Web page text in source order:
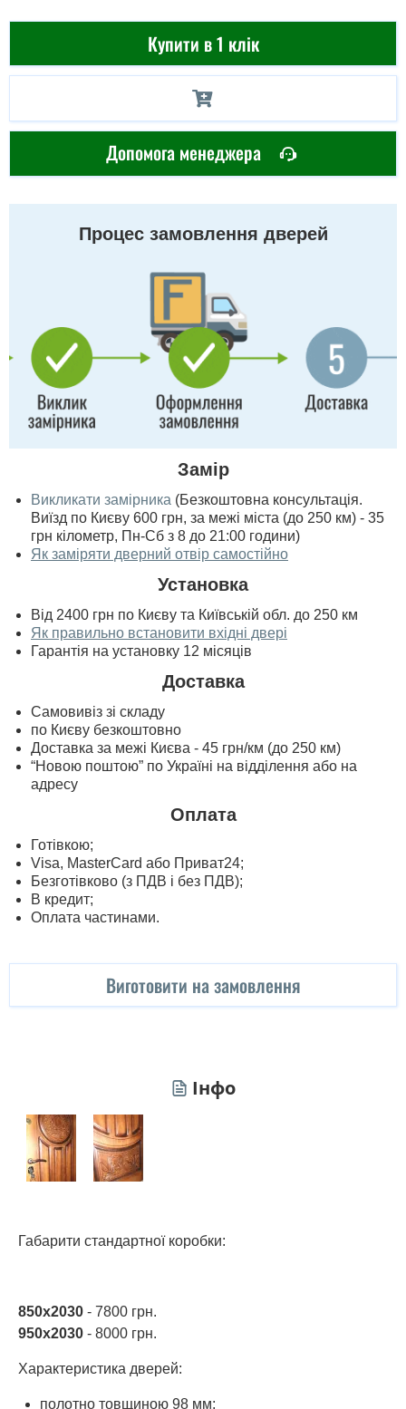
Купити в 1 клік
Допомога менеджера
Процес замовлення дверей
Замір
Викликати замірника (Безкоштовна консультація.
Виїзд по Києву 600 грн, за межі міста (до 250 км) - 35
грн кілометр, Пн-Сб з 8 до 21:00 години)
Як заміряти дверний отвір самостійно
Установка
Від 2400 грн по Києву та Київській обл. до 250 км
Як правильно встановити вхідні двері
Гарантія на установку 12 місяців
Доставка
Самовивіз зі складу
по Києву безкоштовно
Доставка за межі Києва - 45 грн/км (до 250 км)
“Новою поштою” по Україні на відділення або на
адресу
Оплата
Готівкою;
Visa, MasterСard або Приват24;
Безготівково (з ПДВ і без ПДВ);
В кредит;
Оплата частинами.
Виготовити на замовлення
Інфо
Габарити стандартної коробки:
850х2030 - 7800 грн.
950х2030 - 8000 грн.
Характеристика дверей:
полотно товщиною 98 мм;